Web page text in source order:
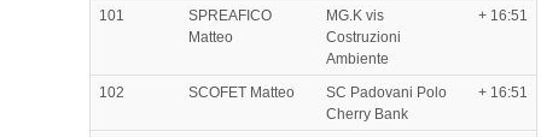
101
SPREAFICO
Matteo
MG.K vis
Costruzioni
Ambiente
+ 16:51
102 SCOFET Matteo
SC Padovani Polo
Cherry Bank
+ 16:51